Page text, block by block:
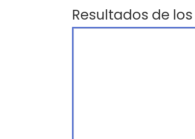
Resultados de